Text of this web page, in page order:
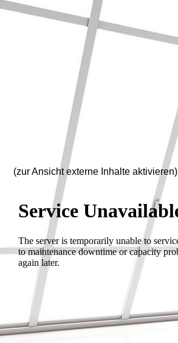
(zur Ansicht externe Inhalte aktivieren)